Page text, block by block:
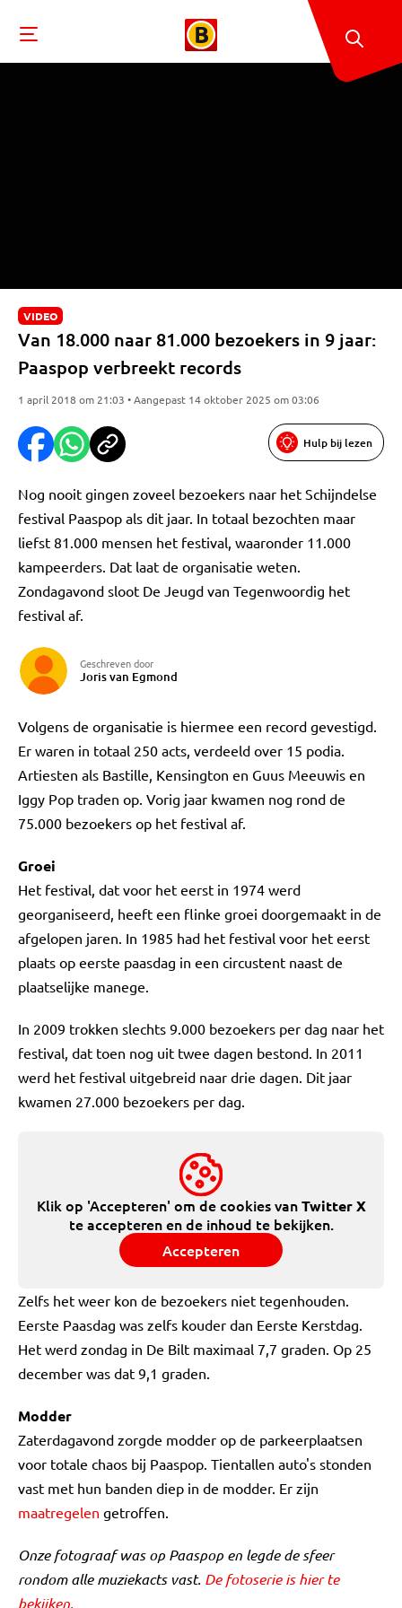
VIDEO
Van 18.000 naar 81.000 bezoekers in 9 jaar:
Paaspop verbreekt records
1 april 2018 om 21:03 • Aangepast 14 oktober 2025 om 03:06
Hulp bij lezen
Nog nooit gingen zoveel bezoekers naar het Schijndelse
festival Paaspop als dit jaar. In totaal bezochten maar
liefst 81.000 mensen het festival, waaronder 11.000
kampeerders. Dat laat de organisatie weten.
Zondagavond sloot De Jeugd van Tegenwoordig het
festival af.
Geschreven door
Joris van Egmond
Volgens de organisatie is hiermee een record gevestigd.
Er waren in totaal 250 acts, verdeeld over 15 podia.
Artiesten als Bastille, Kensington en Guus Meeuwis en
Iggy Pop traden op. Vorig jaar kwamen nog rond de
75.000 bezoekers op het festival af.
Groei
Het festival, dat voor het eerst in 1974 werd
georganiseerd, heeft een flinke groei doorgemaakt in de
afgelopen jaren. In 1985 had het festival voor het eerst
plaats op eerste paasdag in een circustent naast de
plaatselijke manege.
In 2009 trokken slechts 9.000 bezoekers per dag naar het
festival, dat toen nog uit twee dagen bestond. In 2011
werd het festival uitgebreid naar drie dagen. Dit jaar
kwamen 27.000 bezoekers per dag.
Klik op 'Accepteren' om de cookies vanTwitter X
te accepteren en de inhoud te bekijken.
Accepteren
Zelfs het weer kon de bezoekers niet tegenhouden.
Eerste Paasdag was zelfs kouder dan Eerste Kerstdag.
Het werd zondag in De Bilt maximaal 7,7 graden. Op 25
december was dat 9,1 graden.
Modder
Zaterdagavond zorgde modder op de parkeerplaatsen
voor totale chaos bij Paaspop. Tientallen auto's stonden
vast met hun banden diep in de modder. Er zijn
maatregelen getroffen.
Onze fotograaf was op Paaspop en legde de sfeer
rondom alle muziekacts vast. De fotoserie is hier te
bekijken.